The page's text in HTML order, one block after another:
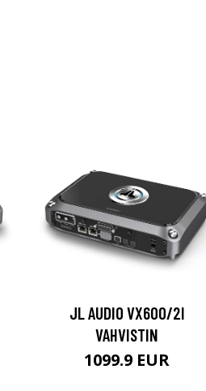
JL AUDIO VX600/2I
VAHVISTIN
1099.9 EUR